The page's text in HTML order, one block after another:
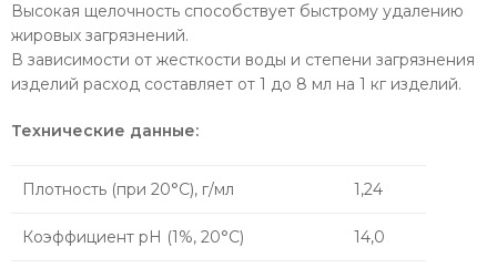
Высокая щелочность способствует быстрому удалению
жировых загрязнений.
В зависимости от жесткости воды и степени загрязнения
изделий расход составляет от 1 до 8 мл на 1 кг изделий.
Технические данные:
Плотность (при 20°С), г/мл 1,24
Коэффициент pH (1%, 20°С) 14,0